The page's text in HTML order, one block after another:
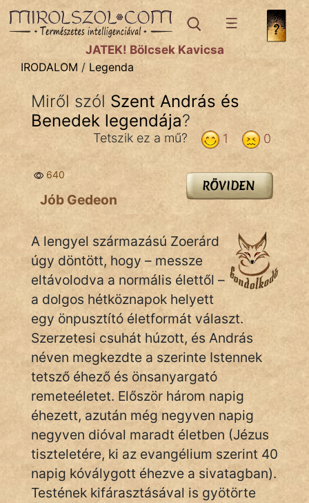
IRODALOMtémák:
Dráma
Költemény
Komédia
Kötelező
Mese
Mitológia
Monda
Novella
És
Elbeszélés
Regény
Tanmese
Vers
JÁTÉK! Bölcsek Kavicsa
IRODALOM / Legenda
Miről szól Szent András és
Benedek legendája?
0
1
Tetszik ez a mű?
RÖVIDEN
640
Jób Gedeon
A lengyel származású Zoerárd
úgy döntött, hogy – messze
eltávolodva a normális élettől –
a dolgos hétköznapok helyett
egy önpusztító életformát választ.
Szerzetesi csuhát húzott, és András
néven megkezdte a szerinte Istennek
tetsző éhező és önsanyargató
remeteéletet. Először három napig
éhezett, azután még negyven napig
negyven dióval maradt életben (Jézus
tiszteletére, ki az evangélium szerint 40
napig kóválygott éhezve a sivatagban).
Testének kifárasztásával is gyötörte